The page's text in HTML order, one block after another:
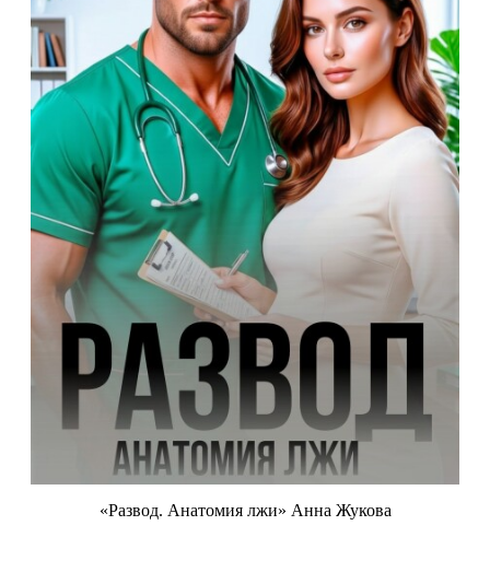
«Развод. Анатомия лжи» Анна Жукова